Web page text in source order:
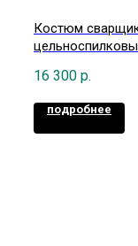
Костюм
16 300 р.
подробнее